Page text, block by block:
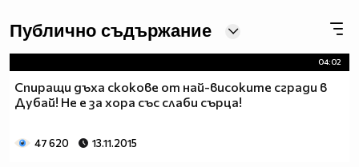
Публично съдържание
04:02
Спиращи дъха скокове от най-високите сгради в
Дубай! Не е за хора със слаби сърца!
47 620 13.11.2015